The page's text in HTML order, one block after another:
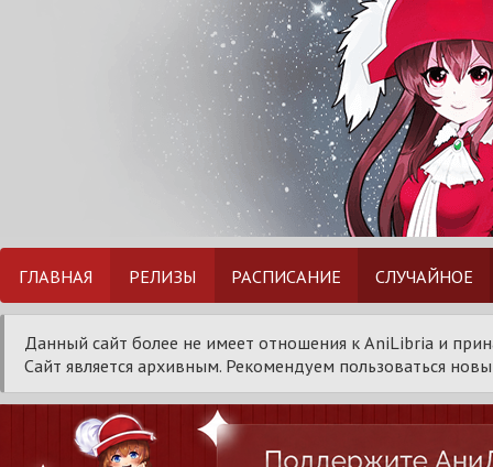
ГЛАВНАЯ РЕЛИЗЫ РАСПИСАНИЕ СЛУЧАЙНОЕ
Данный сайт более не имеет отношения к AniLibria и
Сайт является архивным. Рекомендуем пользоваться